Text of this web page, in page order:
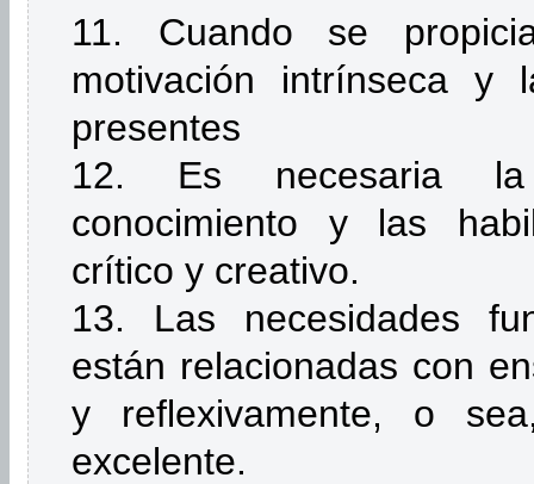
11. Cuando se
motivación intrínseca
presentes
12. Es necesaria la
conocimiento y las
crítico y creativo.
13. Las necesidades
están relacionadas con
y reflexivamente, o
excelente.